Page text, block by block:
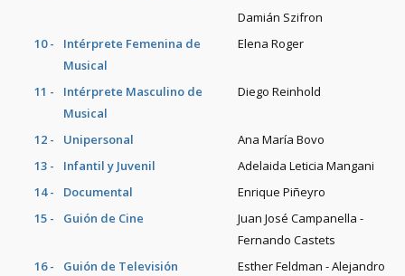
Damián Szifron
10 -
Intérprete Femenina de
Musical
Elena Roger
11 -
Intérprete Masculino de
Musical
Diego Reinhold
12 - Unipersonal
Ana María Bovo
13 -
Infantil y Juvenil
Adelaida Leticia Mangani
14 -
Documental
Enrique Piñeyro
15 -
Guión de Cine
Juan José Campanella -
Fernando Castets
16 -
Guión de Televisión
Esther Feldman - Alejandro